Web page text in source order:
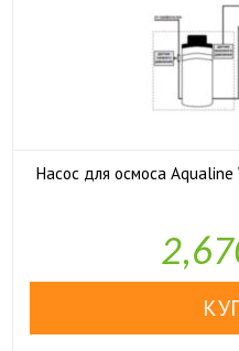
Насос для осмоса